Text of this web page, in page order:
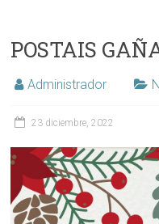
POSTAIS
Administrador
23 diciembre, 2022